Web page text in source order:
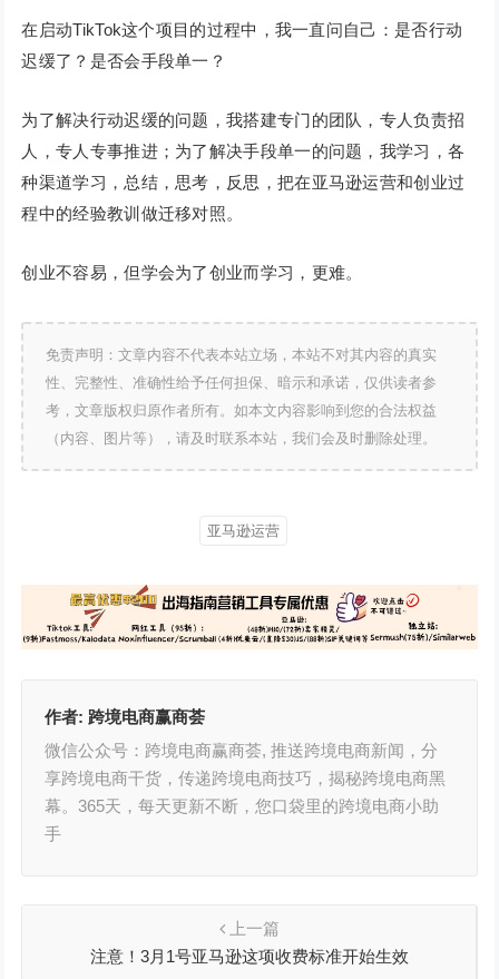
在启动TikTok这个项目的过程中，我一直问自己：是否行动
迟缓了？是否会手段单一？
为了解决行动迟缓的问题，我搭建专门的团队，专人负责招
人，专人专事推进；为了解决手段单一的问题，我学习，各
种渠道学习，总结，思考，反思，把在亚马逊运营和创业过
程中的经验教训做迁移对照。
创业不容易，但学会为了创业而学习，更难。
免责声明：文章内容不代表本站立场，本站不对其内容的真实
性、完整性、准确性给予任何担保、暗示和承诺，仅供读者参
考，文章版权归原作者所有。如本文内容影响到您的合法权益
（内容、图片等），请及时联系本站，我们会及时删除处理。
亚马逊运营
作者: 跨境电商赢商荟
微信公众号：跨境电商赢商荟, 推送跨境电商新闻，分
享跨境电商干货，传递跨境电商技巧，揭秘跨境电商黑
幕。365天，每天更新不断，您口袋里的跨境电商小助
手
上一篇
注意！3月1号亚马逊这项收费标准开始生效